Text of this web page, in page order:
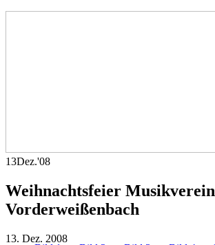
13Dez.'08
Weihnachtsfeier Musikverein
Vorderweißenbach
13. Dez. 2008